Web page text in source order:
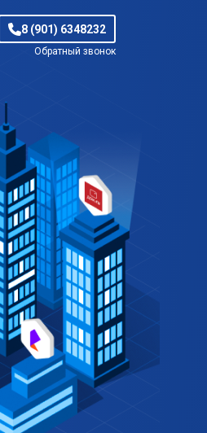
8 (901) 6348232
Обратный звонок